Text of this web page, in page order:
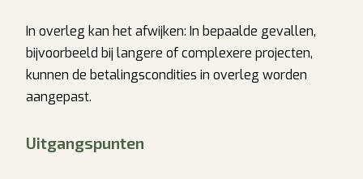
In overleg kan het afwijken: In bepaalde gevallen,
bijvoorbeeld bij langere of complexere projecten,
kunnen de betalingscondities in overleg worden
aangepast.
Uitgangspunten